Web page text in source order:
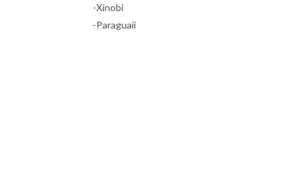
-Xinobi
-Paraguaii